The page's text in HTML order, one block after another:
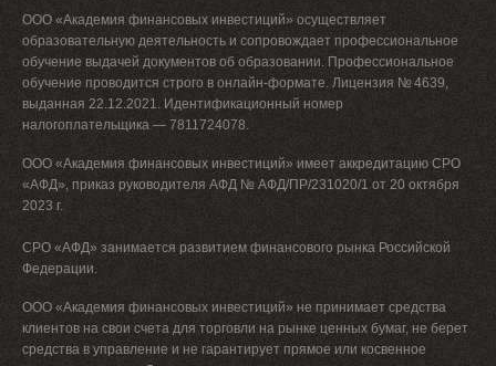
ООО «Академия финансовых инвестиций» осуществляет
образовательную деятельность и сопровождает профессиональное
обучение выдачей документов об образовании. Профессиональное
обучение проводится строго в онлайн-формате. Лицензия № 4639,
выданная 22.12.2021. Идентификационный номер
налогоплательщика — 7811724078.
ООО «Академия финансовых инвестиций» имеет аккредитацию СРО
«АФД», приказ руководителя АФД № АФД/ПР/231020/1 от 20 октября
2023 г.
СРО «АФД» занимается развитием финансового рынка Российской
Федерации.
ООО «Академия финансовых инвестиций» не принимает средства
клиентов на свои счета для торговли на рынке ценных бумаг, не берет
средства в управление и не гарантирует прямое или косвенное